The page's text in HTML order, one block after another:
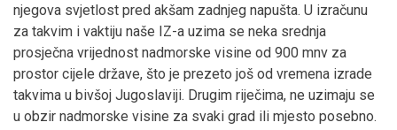
njegova svjetlost pred akšam zadnjeg napušta. U izračunu
za takvim i vaktiju naše IZ-a uzima se neka srednja
prosječna vrijednost nadmorske visine od 900 mnv za
prostor cijele države, što je prezeto još od vremena izrade
takvima u bivšoj Jugoslaviji. Drugim riječima, ne uzimaju se
u obzir nadmorske visine za svaki grad ili mjesto posebno.